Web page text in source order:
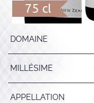
75 cl
DOMAINE
MILLÉSIME
APPELLATION